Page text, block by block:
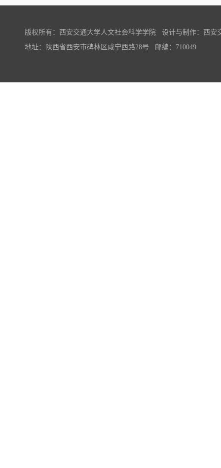
版权所有：西安交通大学人文社会科学学院 设计与制作：西安
地址：陕西省西安市碑林区咸宁西路28号 邮编：710049